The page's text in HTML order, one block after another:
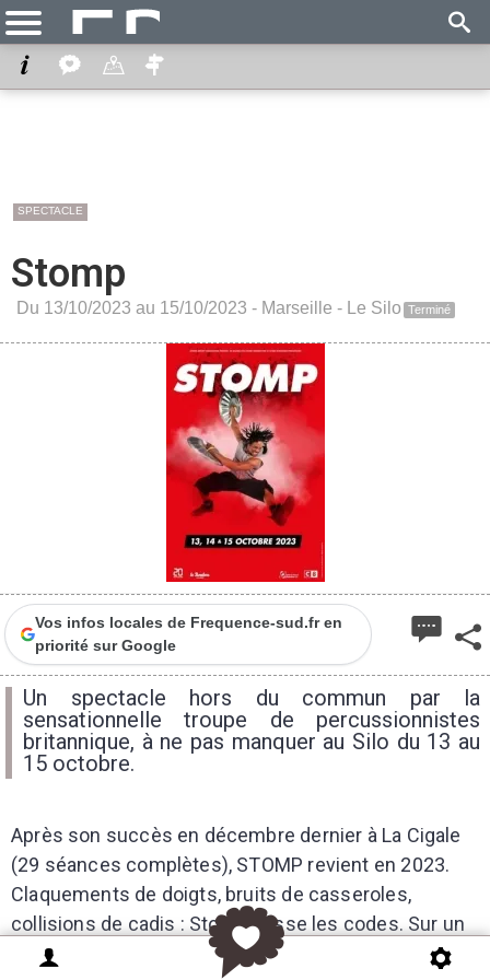
SPECTACLE
Stomp
Du 13/10/2023 au 15/10/2023 - Marseille - Le Silo Terminé
Vos infos locales de Frequence-sud.fr en
priorité sur Google
Un spectacle hors du commun par la
sensationnelle troupe de percussionnistes
britannique, à ne pas manquer au Silo du 13 au
15 octobre.
Après son succès en décembre dernier à La Cigale
(29 séances complètes), STOMP revient en 2023.
Claquements de doigts, bruits de casseroles,
collisions de cadis : Stomp casse les codes. Sur un
rythme endiablé, la troupe surprend par son génie